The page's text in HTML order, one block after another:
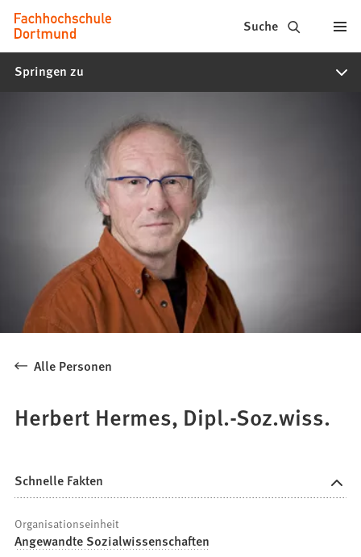
Inhalt anspringen
Fachhochschule
Dortmund
-
Studiengänge,
Bewerbung
Suche
Springen zu
Alle Personen
Herbert Hermes, Dipl.-Soz.wiss.
Schnelle Fakten
Organisationseinheit
Angewandte Sozialwissenschaften